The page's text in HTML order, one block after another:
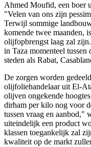
Ahmed Moufid, een boer
"Velen van ons zijn
Terwijl sommige
komende twee maanden,
olijfopbrengst laag zal
in Taza momenteel
steden als Rabat,
De zorgen worden
olijfoliehandelaar uit El-
olijven ongekende
dirham per kilo nog voor
tussen vraag en
uiteindelijk een product
klassen toegankelijk zal
kwaliteit op de markt